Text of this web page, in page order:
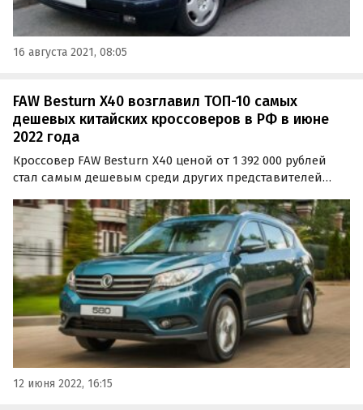
16 августа 2021, 08:05
FAW Besturn X40 возглавил ТОП-10 самых
дешевых китайских кроссоверов в РФ в июне
2022 года
Кроссовер FAW Besturn X40 ценой от 1 392 000 рублей
стал самым дешевым среди других представителей
авторынке России в июне 2022 года.
12 июня 2022, 16:15